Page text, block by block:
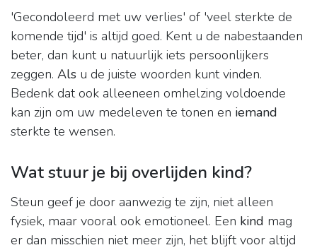
'Gecondoleerd met uw verlies' of 'veel sterkte de
komende tijd' is altijd goed. Kent u de nabestaanden
beter, dan kunt u natuurlijk iets persoonlijkers
zeggen. Als u de juiste woorden kunt vinden.
Bedenk dat ook alleeneen omhelzing voldoende
kan zijn om uw medeleven te tonen en iemand
sterkte te wensen.
Wat stuur je bij overlijden kind?
Steun geef je door aanwezig te zijn, niet alleen
fysiek, maar vooral ook emotioneel. Een kind mag
er dan misschien niet meer zijn, het blijft voor altijd